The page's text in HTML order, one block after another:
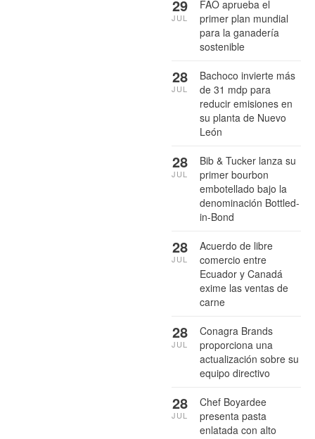
FAO aprueba el
primer plan mundial
para la ganadería
sostenible
29
JUL
Bachoco invierte más
de 31 mdp para
reducir emisiones en
su planta de Nuevo
León
28
JUL
Bib & Tucker lanza su
primer bourbon
embotellado bajo la
denominación Bottled-
in-Bond
28
JUL
Acuerdo de libre
comercio entre
Ecuador y Canadá
exime las ventas de
carne
28
JUL
Conagra Brands
proporciona una
actualización sobre su
equipo directivo
28
JUL
Chef Boyardee
presenta pasta
enlatada con alto
28
JUL